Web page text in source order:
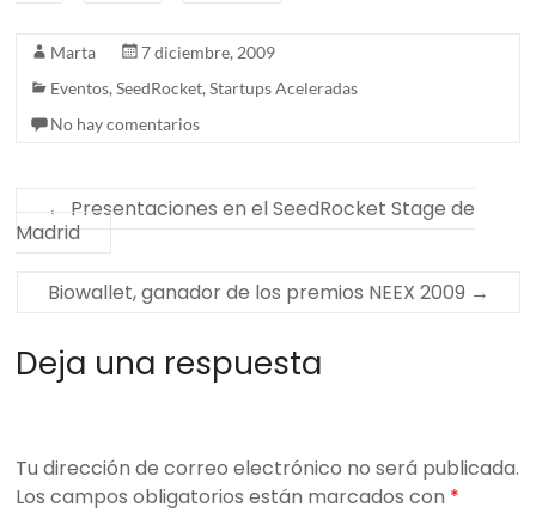
Marta
7 diciembre, 2009
Eventos,SeedRocket,Startups Aceleradas
No hay comentarios
←
Presentaciones en el SeedRocket Stage de
Madrid
Biowallet, ganador de los premios NEEX 2009 →
Deja una respuesta
Tu dirección de correo electrónico no será publicada.
Los campos obligatorios están marcados con *